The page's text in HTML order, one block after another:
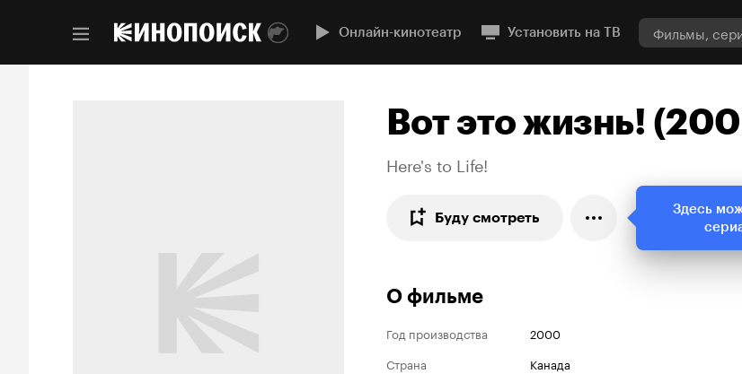
Онлайн-кинотеатр Установить на ТВ
Вот это жизнь!
Here's to Life!
Буду смотреть
О фильме
Год производства
2000
Страна
Канада
Здесь